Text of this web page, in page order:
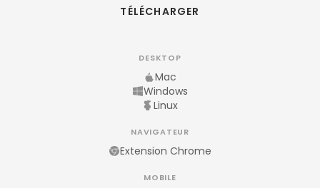
TÉLÉCHARGER
DESKTOP
Mac
Windows
Linux
NAVIGATEUR
Extension Chrome
MOBILE